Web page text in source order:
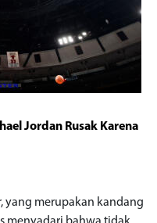
Jordan Rusak Karena
yang merupakan kandang